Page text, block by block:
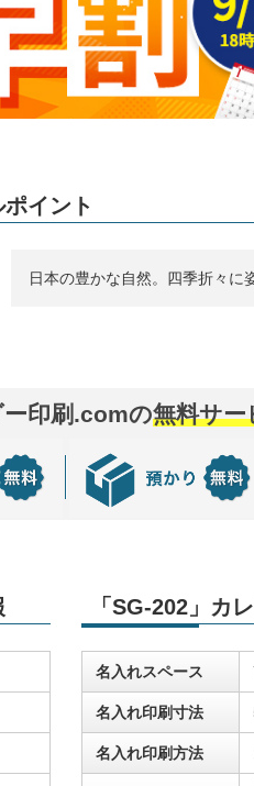
イント
日本の豊かな自然。四季折々に
印刷.comの無料サー
「SG-202」カ
名入れスペース
名入れ印刷寸法
名入れ印刷方法